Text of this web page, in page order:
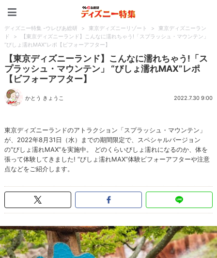
ディズニー特集 -ウレぴあ総研 > 東京ディズニーリゾート >
東京ディズニーラン
ド
>
【東京ディズニーランド】こんなに濡れちゃう!「スプラッシュ・マウンテン」
“びしょ濡れMAX”レポ【ビフォーアフター】
【東京ディズニーランド】こんなに濡れちゃう!「ス
プラッシュ・マウンテン」 “びしょ濡れMAX”レポ
【ビフォーアフター】
かとう きょうこ 2022.7.30 9:00
東京ディズニーランドのアトラクション「スプラッシュ・マウンテン」
が、2022年8月31日（水）までの期間限定で、スペシャルバージョン
の“びしょ濡れMAX”を実施中。 どのくらいびしょ濡れになるのか、体を
張って体験してきました! “びしょ濡れMAX”体験ビフォーアフターや注意
点などをご紹介します。